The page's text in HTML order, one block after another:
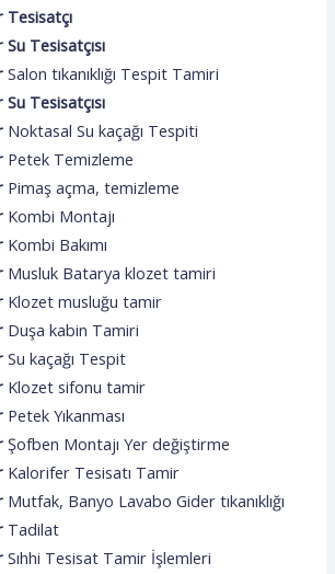
Tesisatçı
Su Tesisatçısı
Salon tıkanıklığı Tespit Tamiri
Tesisatçısı
Noktasal Su kaçağı Tespiti
Petek Temizleme
Pimaş açma, temizleme
Kombi Montajı
Kombi Bakımı
Musluk Batarya klozet tamiri
Klozet musluğu tamir
Duşa kabin Tamiri
Su kaçağı Tespit
Klozet sifonu tamir
Petek Yıkanması
Şofben Montajı Yer değiştirme
Kalorifer Tesisatı Tamir
Mutfak, Banyo Lavabo Gider tıkanıklığı
Tadilat
Sıhhi Tesisat Tamir İşlemleri